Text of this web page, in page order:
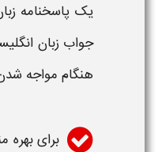
یک پاسخنامه
جواب زبان
هنگام مواجه
برای بهره